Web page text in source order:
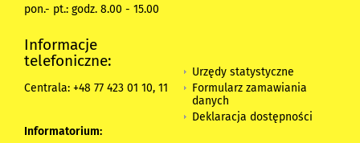
pon.- pt.: godz. 8.00 - 15.00
Informacje
telefoniczne:
Centrala: +48 77 423 01 10, 11
Informatorium:
Urzędy statystyczne
Formularz zamawiania
danych
Deklaracja dostępności